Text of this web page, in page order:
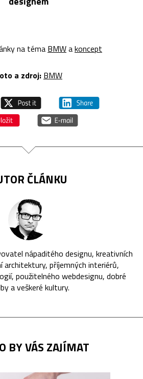
na téma BMWakoncept
a zdroj: BMW
ČLÁNKU
nápaditého designu, kreativních
architektury, příjemných interiérů,
použitelného webdesignu, dobré
a veškeré kultury.
BY VÁS ZAJÍMAT